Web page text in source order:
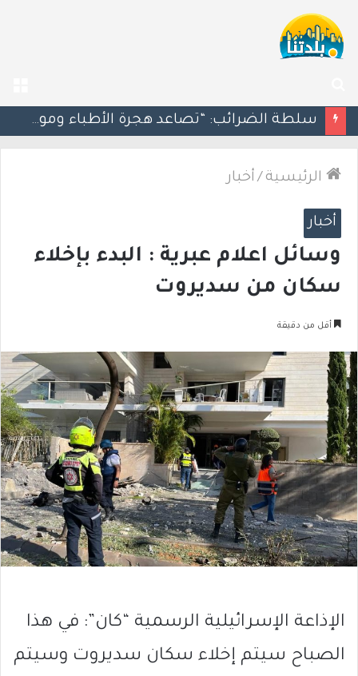
عن
مسؤول إسرائيلي: الحكومة اللبنانية وافقت على وجود الجيش الإسرائيلي داخل أراضيها
الرئيسية / أخبار
أخبار
وسائل اعلام عبرية : البدء بإخلاء
سكان من سديروت
أقل من دقيقة
الإذاعة الإسرائيلية الرسمية “كان”: في هذا
الصباح سيتم إخلاء سكان سديروت وسيتم